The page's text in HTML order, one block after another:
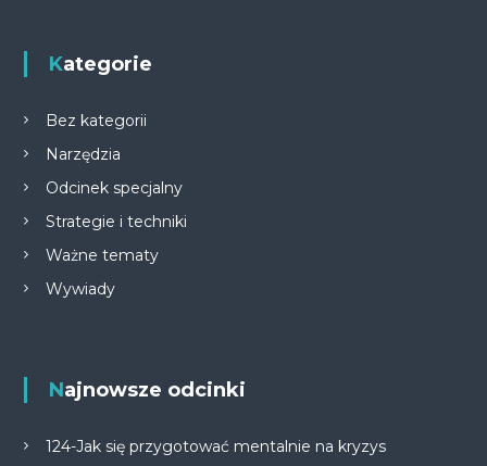
Kategorie
Bez kategorii
Narzędzia
Odcinek specjalny
Strategie i techniki
Ważne tematy
Wywiady
Najnowsze odcinki
124-Jak się przygotować mentalnie na kryzys